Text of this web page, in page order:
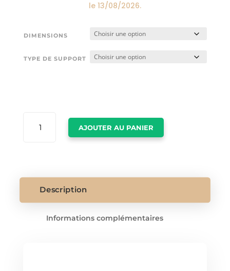
le 13/08/2026.
DIMENSIONS
TYPE DE SUPPORT
AJOUTER AU PANIER
Description
Informations complémentaires